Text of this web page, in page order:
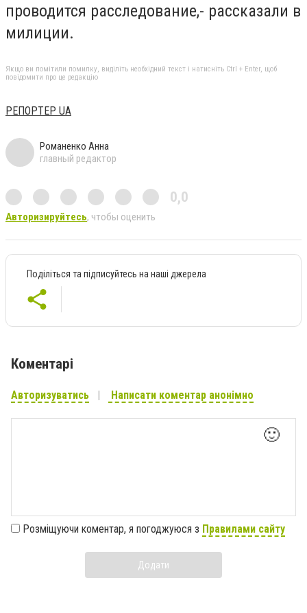
проводится расследование,- рассказали в
милиции.
Якщо ви помітили помилку, виділіть необхідний текст і натисніть Ctrl + Enter, щоб
повідомити про це редакцію
РЕПОРТЕР UA
Романенко Анна
главный редактор
0,0
Авторизируйтесь, чтобы оценить
Поділіться та підписуйтесь на наші джерела
Коментарі
Авторизуватись Написати коментар анонімно
🙂
Розміщуючи коментар, я погоджуюся з Правилами сайту
Додати